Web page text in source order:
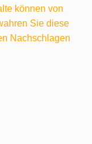
können von
Sie diese
Nachschlagen